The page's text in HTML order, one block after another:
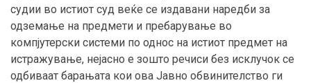
судии во истиот суд веќе се издавани наредби за
одземање на предмети и пребарување во
компјутерски системи по однос на истиот предмет на
истражување, нејасно е зошто речиси без исклучок се
одбиваат барањата кои ова Јавно обвинителство ги